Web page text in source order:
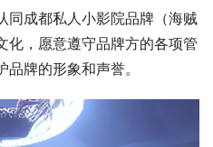
同成都私人小影院品牌（海贼
化，愿意遵守品牌方的各项管
牌的形象和声誉。